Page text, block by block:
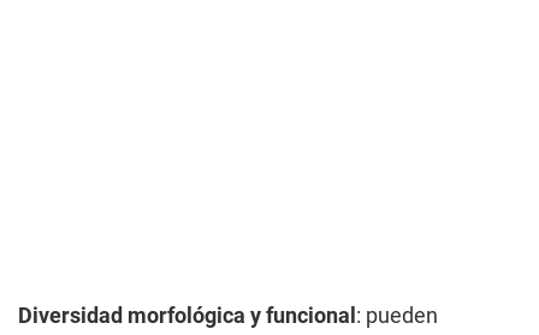
Diversidad morfológica y funcional : pueden